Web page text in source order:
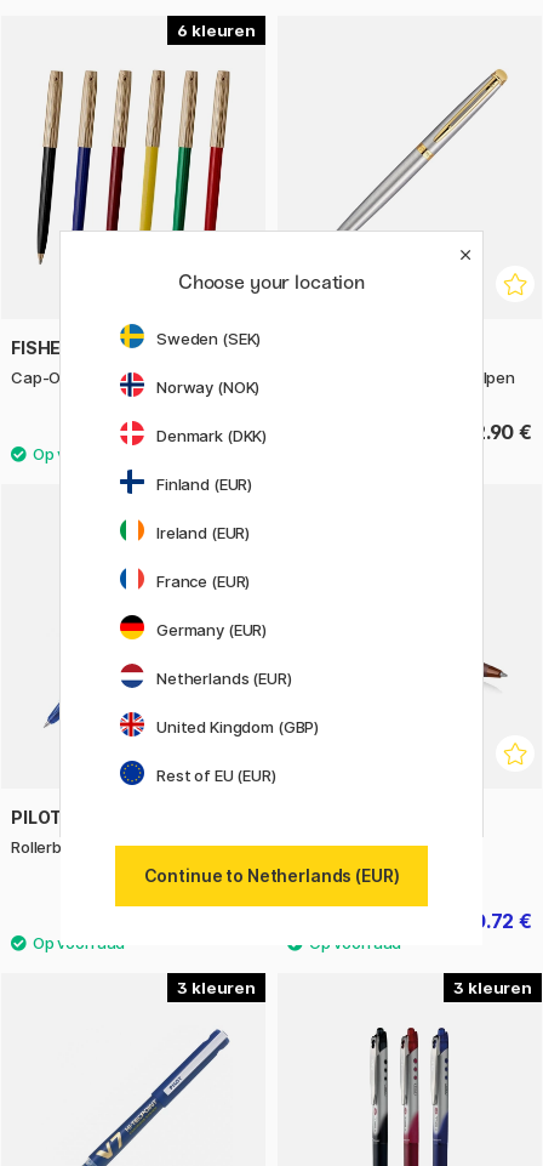
6
FISHER SPACE PEN
Cap-O-Matic Gold
19.90 €
Hémisphère Steel/Gold Balpen
102.90 €
PILOT
Rollerball V-Ball RT Grip 05
IM Monochrome Burgundy
Balpen
40.72 €
3 3
Choose your location
Sweden (SEK)
Norway (NOK)
Denmark (DKK)
Finland (EUR)
Ireland (EUR)
France (EUR)
Germany (EUR)
Netherlands (EUR)
United Kingdom (GBP)
Rest of EU (EUR)
Continue to Netherlands (EUR)